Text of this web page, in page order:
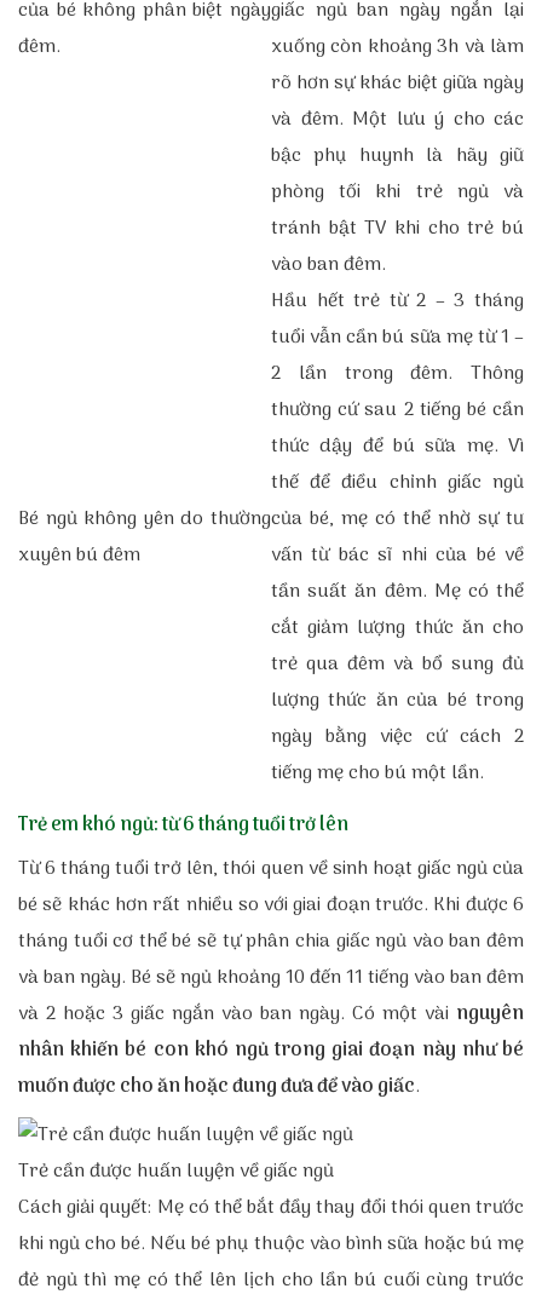
của bé không phân biệt ngày
đêm.
giấc ngủ ban ngày ngắn lại
xuống còn khoảng 3h và làm
rõ hơn sự khác biệt giữa ngày
và đêm. Một lưu ý cho các
bậc phụ huynh là hãy giữ
phòng tối khi trẻ ngủ và
tránh bật TV khi cho trẻ bú
vào ban đêm.
Bé ngủ không yên do thường
xuyên bú đêm
Hầu hết trẻ từ 2 – 3 tháng
tuổi vẫn cần bú sữa mẹ từ 1 –
2 lần trong đêm. Thông
thường cứ sau 2 tiếng bé cần
thức dậy để bú sữa mẹ. Vì
thế để điều chỉnh giấc ngủ
của bé, mẹ có thể nhờ sự tư
vấn từ bác sĩ nhi của bé về
tần suất ăn đêm. Mẹ có thể
cắt giảm lượng thức ăn cho
trẻ qua đêm và bổ sung đủ
lượng thức ăn của bé trong
ngày bằng việc cứ cách 2
tiếng mẹ cho bú một lần.
Trẻ em khó ngủ: từ 6 tháng tuổi trở lên
Từ 6 tháng tuổi trở lên, thói quen về sinh hoạt giấc ngủ của
bé sẽ khác hơn rất nhiều so với giai đoạn trước. Khi được 6
tháng tuổi cơ thể bé sẽ tự phân chia giấc ngủ vào ban đêm
và ban ngày. Bé sẽ ngủ khoảng 10 đến 11 tiếng vào ban đêm
và 2 hoặc 3 giấc ngắn vào ban ngày. Có một vài nguyên
nhân khiến bé con khó ngủ trong giai đoạn này như bé
muốn được cho ăn hoặc đung đưa để vào giấc.
Trẻ cần được huấn luyện về giấc ngủ
Cách giải quyết: Mẹ có thể bắt đầy thay đổi thói quen trước
khi ngủ cho bé. Nếu bé phụ thuộc vào bình sữa hoặc bú mẹ
đẻ ngủ thì mẹ có thể lên lịch cho lần bú cuối cùng trước